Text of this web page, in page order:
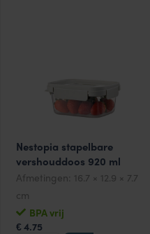
Nestopia stapelbare
vershouddoos 920 ml
Afmetingen:
16.7 × 12.9 × 7.7
cm
BPA vrij
€ 4.75